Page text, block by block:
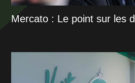
Mercato : Le point sur les